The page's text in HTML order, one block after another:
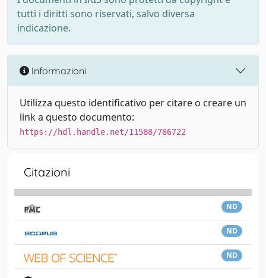
tutti i diritti sono riservati, salvo diversa
indicazione.
Informazioni
Utilizza questo identificativo per citare o creare un
link a questo documento:
https://hdl.handle.net/11588/786722
Citazioni
ND
ND
ND